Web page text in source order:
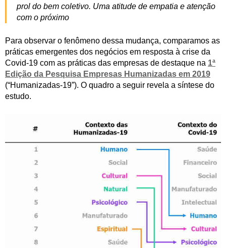
prol do bem coletivo. Uma atitude de empatia e atenção
com o próximo
Para observar o fenômeno dessa mudança, comparamos as
práticas emergentes dos negócios em resposta à crise da
Covid-19 com as práticas das empresas de destaque na 1ª
Edição da Pesquisa Empresas Humanizadas em 2019
(“Humanizadas-19”). O quadro a seguir revela a síntese do
estudo.